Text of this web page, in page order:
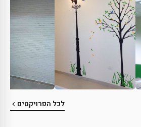
לכל הפרויקטים